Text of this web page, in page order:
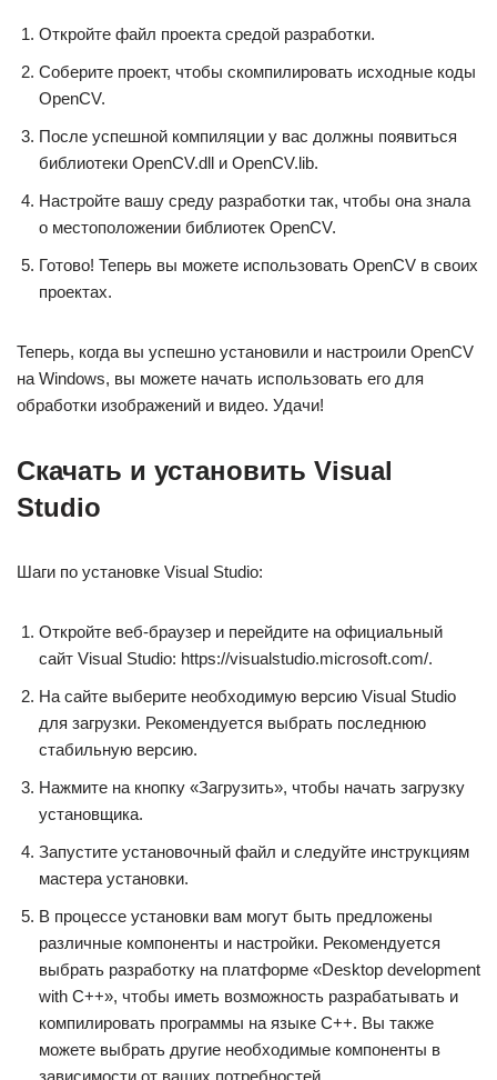
Откройте файл проекта средой разработки.
Соберите проект, чтобы скомпилировать исходные коды
OpenCV.
После успешной компиляции у вас должны появиться
библиотеки OpenCV.dll и OpenCV.lib.
Настройте вашу среду разработки так, чтобы она знала
о местоположении библиотек OpenCV.
Готово! Теперь вы можете использовать OpenCV в своих
проектах.
Теперь, когда вы успешно установили и настроили OpenCV
на Windows, вы можете начать использовать его для
обработки изображений и видео. Удачи!
Скачать и установить Visual
Studio
Шаги по установке Visual Studio:
Откройте веб-браузер и перейдите на официальный
сайт Visual Studio: https://visualstudio.microsoft.com/.
На сайте выберите необходимую версию Visual Studio
для загрузки. Рекомендуется выбрать последнюю
стабильную версию.
Нажмите на кнопку «Загрузить», чтобы начать загрузку
установщика.
Запустите установочный файл и следуйте инструкциям
мастера установки.
В процессе установки вам могут быть предложены
различные компоненты и настройки. Рекомендуется
выбрать разработку на платформе «Desktop development
with C++», чтобы иметь возможность разрабатывать и
компилировать программы на языке C++. Вы также
можете выбрать другие необходимые компоненты в
зависимости от ваших потребностей.